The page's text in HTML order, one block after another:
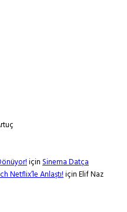
içinSinema Datça
Netflix’le Anlaştı!içinElif Naz